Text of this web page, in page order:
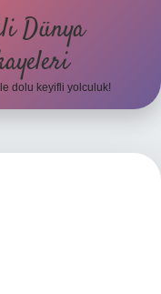
Dünya
dolu keyifli yolculuk!